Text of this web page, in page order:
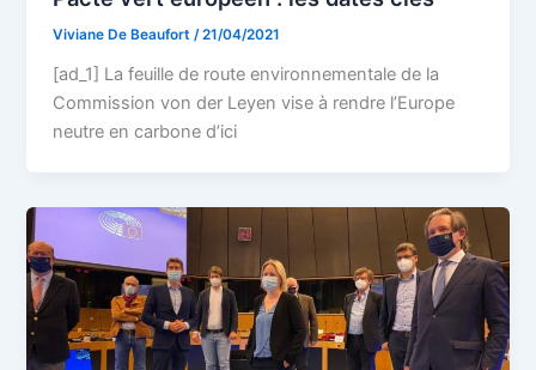
Viviane De Beaufort/21/04/2021
[ad_1] La feuille de route environnementale de la
Commission von der Leyen vise à rendre l’Europe
neutre en carbone d’ici